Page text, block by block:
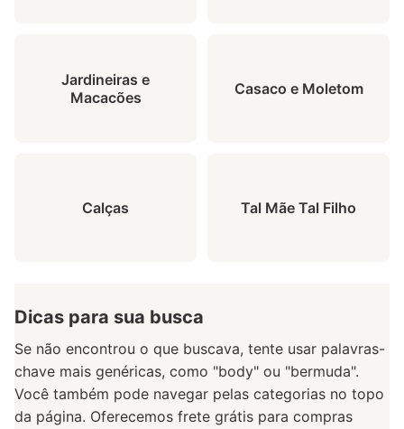
Jardineiras e
Macacões
Casaco e Moletom
Calças Tal Mãe Tal Filho
Dicas para sua busca
Se não encontrou o que buscava, tente usar palavras-
chave mais genéricas, como "body" ou "bermuda".
Você também pode navegar pelas categorias no topo
da página. Oferecemos frete grátis para compras